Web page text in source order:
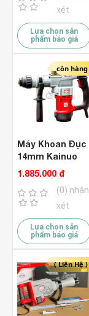
xét
Lựa chọn sản
phẩm báo giá
còn hàng
Máy Khoan Đục
14mm Kainuo
8268A Hammer
1.885.000 đ
(0) nhận
xét
Lựa chọn sản
phẩm báo giá
( Liên Hệ )